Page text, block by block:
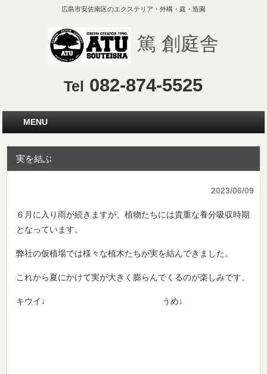
広島市安佐南区のエクステリア・外構・庭・造園
篤 創庭舎
Tel 082-874-5525
MENU
実を結ぶ
2023/06/09
６月に入り雨が続きますが、植物たちには貴重な養分吸収時期
となっています。
弊社の仮植場では様々な植木たちが実を結んできました。
これから夏にかけて実が大きく膨らんでくるのが楽しみです。
キウイ↓ うめ↓